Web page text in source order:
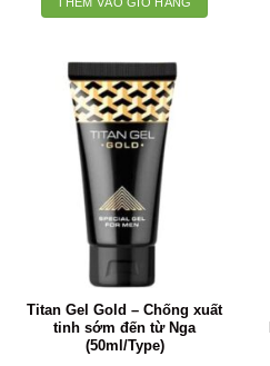
270.000 ₫.
220.000 ₫.
Titan Gel Gold – Chống xuất
tinh sớm đến từ Nga
(50ml/Type)